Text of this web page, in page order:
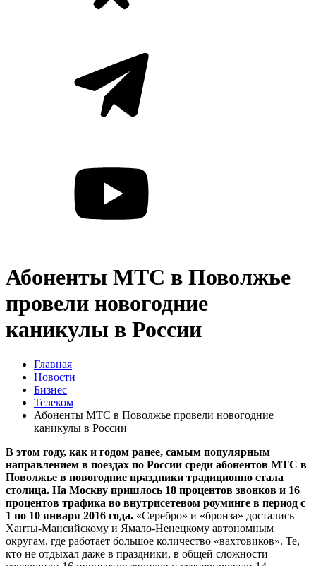
Абоненты МТС в Поволжье
провели новогодние
каникулы в России
Главная
Новости
Бизнес
Телеком
Абоненты МТС в Поволжье провели новогодние
каникулы в России
В этом году, как и годом ранее, самым популярным
направлением в поездах по России среди абонентов МТС в
Поволжье в новогодние праздники традиционно стала
столица. На Москву пришлось 18 процентов звонков и 16
процентов трафика во внутрисетевом роуминге в период с
1 по 10 января 2016 года. «Серебро» и «бронза» достались
Ханты-Мансийскому и Ямало-Ненецкому автономным
округам, где работает большое количество «вахтовиков». Те,
кто не отдыхал даже в праздники, в общей сложности